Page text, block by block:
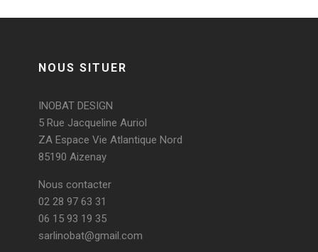
NOUS SITUER
INOBAT DESIGN
5 Rue Jacqueline Auriol
ZA Espace Vie Atlantique Nord
85190 Aizenay
Nous contacter
02 28 97 63 31
06 15 93 19 35
sarlinobat@gmail.com